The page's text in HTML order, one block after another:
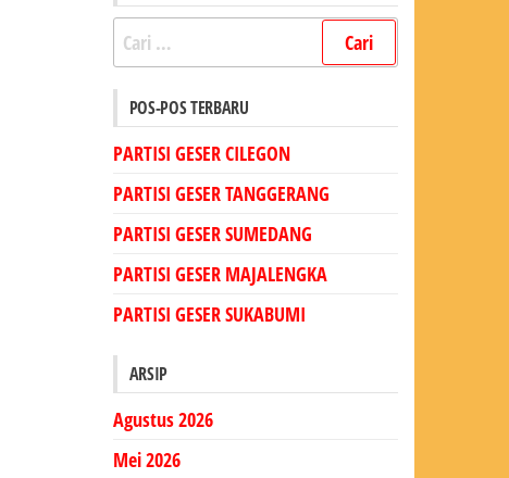
Cari
untuk:
POS-POS TERBARU
PARTISI GESER CILEGON
PARTISI GESER TANGGERANG
PARTISI GESER SUMEDANG
PARTISI GESER MAJALENGKA
PARTISI GESER SUKABUMI
ARSIP
Agustus 2026
Mei 2026